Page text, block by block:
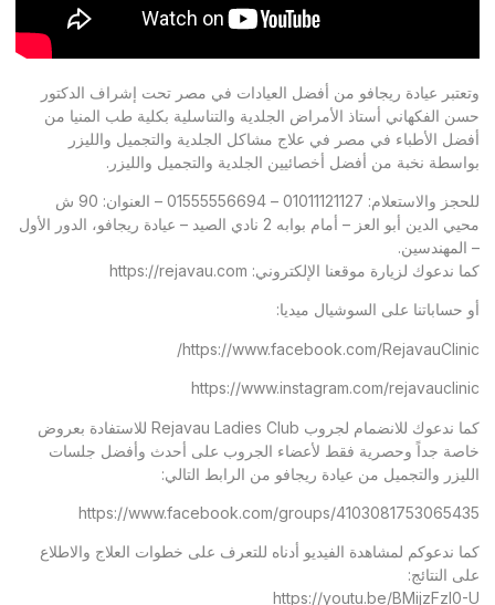
وتعتبر عيادة ريجافو من أفضل العيادات في مصر تحت إشراف الدكتور
حسن الفكهاني أستاذ الأمراض الجلدية والتناسلية بكلية طب المنيا من
أفضل الأطباء في مصر في علاج مشاكل الجلدية والتجميل والليزر
بواسطة نخبة من أفضل أخصائيين الجلدية والتجميل والليزر.
للحجز والاستعلام: 01011121127 – 01555556694 – العنوان: 90 ش
محيي الدين أبو العز – أمام بوابه 2 نادي الصيد – عيادة ريجافو، الدور الأول
– المهندسين.
كما ندعوك لزيارة موقعنا الإلكتروني: https://rejavau.com
أو حساباتنا على السوشيال ميديا:
https://www.facebook.com/RejavauClinic/
https://www.instagram.com/rejavauclinic
كما ندعوك للانضمام لجروب Rejavau Ladies Club للاستفادة بعروض
خاصة جداً وحصرية فقط لأعضاء الجروب على أحدث وأفضل جلسات
الليزر والتجميل من عيادة ريجافو من الرابط التالي:
https://www.facebook.com/groups/4103081753065435
كما ندعوكم لمشاهدة الفيديو أدناه للتعرف على خطوات العلاج والاطلاع
على النتائج:
https://youtu.be/BMijzFzl0-U